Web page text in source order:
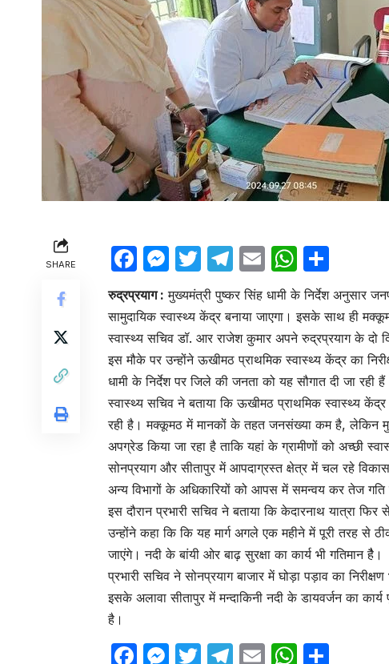
SHARE Facebook
Messenger
Twitter
Telegram
Email
रुद्रप्रयाग : मुख्यमंत्री पुष्कर सिंह धामी के निर्देश अनुसार
सामुदायिक स्वास्थ्य केंद्र बनाया जाएगा। इसके साथ ही
स्वास्थ्य सचिव डॉ. आर राजेश कुमार अपने रुद्रप्रयाग के दो
इस मौके पर उन्होंने ऊखीमठ प्राथमिक स्वास्थ्य केंद्र का
धामी के निर्देश पर जिले की जनता को यह सौगात दी जा रही
स्वास्थ्य सचिव ने बताया कि ऊखीमठ प्राथमिक स्वास्थ्य
रही है। मक्कूमठ में मानकों के तहत जनसंख्या कम है, लेकिन
अपग्रेड किया जा रहा है ताकि यहां के ग्रामीणों को अच्छी
सोनप्रयाग और सीतापुर में आपदाग्रस्त क्षेत्र में चल रहे विकास
अन्य विभागों के अधिकारियों को आपस में समन्वय कर तेज गति
इस दौरान प्रभारी सचिव ने बताया कि केदारनाथ यात्रा
उन्होंने कहा कि कि यह मार्ग अगले एक महीने में पूरी तरह से
जाएंगे। नदी के बांयी ओर बाढ़ सुरक्षा का कार्य भी गतिमान हैै।
प्रभारी सचिव ने सोनप्रयाग बाजार में घोड़ा पड़ाव का
इसके अलावा सीतापुर में मन्दाकिनी नदी के डायवर्जन का कार्य
है।
Facebook
Messenger
Twitter
Telegram
Email